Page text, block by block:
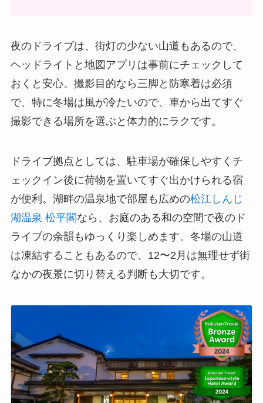
夜のドライブは、街灯の少ない山道もあるので、
ヘッドライトと地図アプリは事前にチェックして
おくと安心。撮影目的なら三脚と防寒着は必須
で、特に冬場は風が冷たいので、車から出てすぐ
撮影できる場所を選ぶと体力的にラクです。
ドライブ拠点としては、駐車場が確保しやすくチ
ェックイン後に荷物を置いてすぐ出かけられる宿
が便利。湖畔の温泉地で部屋も広めの松江しんじ
湖温泉 松平閣なら、お庭のある和の空間で夜のド
ライブの余韻もゆっくり楽しめます。冬場の山道
は凍結することもあるので、12〜2月は無理せず街
なかの夜景に切り替える判断も大切です。